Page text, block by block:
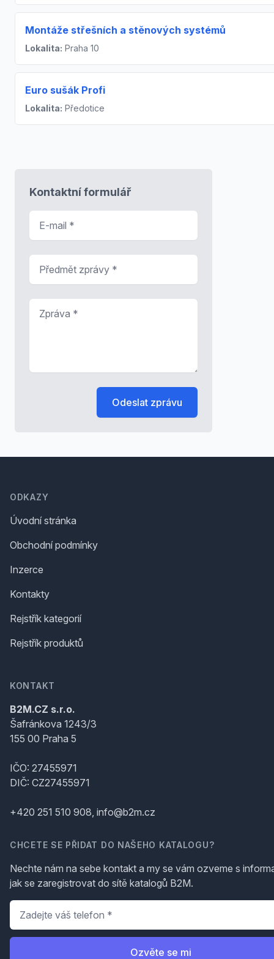
Montáže střešních a stěnových systémů
Lokalita: Praha 10
Euro sušák Profi
Lokalita: Předotice
Kontaktní formulář
Odeslat zprávu
ODKAZY
Úvodní stránka
Obchodní podmínky
Inzerce
Kontakty
Rejstřík kategorií
Rejstřík produktů
KONTAKT
B2M.CZ s.r.o.
Šafránkova 1243/3
155 00 Praha 5
IČO: 27455971
DIČ: CZ27455971
+420 251 510 908, info@b2m.cz
CHCETE SE PŘIDAT DO NAŠEHO KATALOGU?
Nechte nám na sebe kontakt a my se vám ozveme s
jak se zaregistrovat do sítě katalogů B2M.
Telefon
Ozvěte se mi